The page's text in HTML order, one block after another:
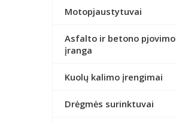
Motopjaustytuvai
Asfalto ir betono pjovimo
įranga
Kuolų kalimo įrengimai
Drėgmės surinktuvai